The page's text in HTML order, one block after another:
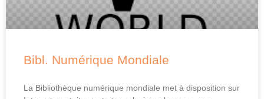
Bibl. Numérique Mondiale
La Bibliothèque numérique mondiale met à disposition sur